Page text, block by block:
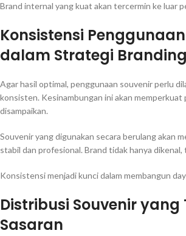
Brand internal yang kuat akan tercermin ke luar
Konsistensi
dalam Strategi Branding
Agar hasil optimal, penggunaan souvenir perlu
konsisten. Kesinambungan ini akan memperkuat
disampaikan.
Souvenir yang digunakan secara berulang akan
stabil dan profesional. Brand tidak hanya
Konsistensi menjadi kunci dalam membangun
Distribusi Souvenir yang
Sasaran